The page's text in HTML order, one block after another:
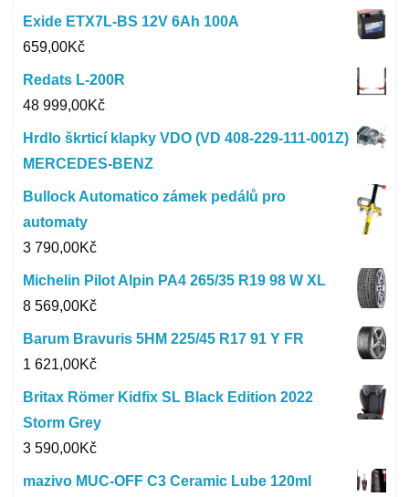
Exide ETX7L-BS 12V 6Ah 100A
659,00Kč
Redats L-200R
48 999,00Kč
Hrdlo škrticí klapky VDO (VD 408-229-111-001Z)
MERCEDES-BENZ
Bullock Automatico zámek pedálů pro
automaty
3 790,00Kč
Michelin Pilot Alpin PA4 265/35 R19 98 W XL
8 569,00Kč
Barum Bravuris 5HM 225/45 R17 91 Y FR
1 621,00Kč
Britax Römer Kidfix SL Black Edition 2022
Storm Grey
3 590,00Kč
mazivo MUC-OFF C3 Ceramic Lube 120ml